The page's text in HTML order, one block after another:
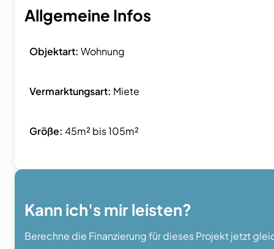
Allgemeine Infos
Objektart: Wohnung
Vermarktungsart: Miete
Größe: 45m² bis 105m²
Kann ich's mir leisten?
Berechne die Finanzierung für dieses Projekt jetzt